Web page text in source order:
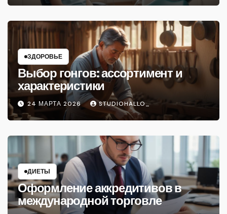
ЗДОРОВЬЕ
Выбор гонгов: ассортимент и
характеристики
24 МАРТА 2026 STUDIOHALLO_
ДИЕТЫ
Оформление аккредитивов в
международной торговле